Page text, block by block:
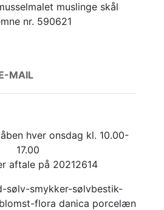
muslinge skål
nr. 590621
MAIL
hver onsdag kl. 10.00-
17.00
aftale på 20212614
sølv-smykker-sølvbestik-
flora danica porcelæn